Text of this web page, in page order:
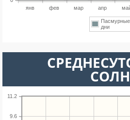
янв фев мар апр
Пасмурные
дни
9.6
11.2